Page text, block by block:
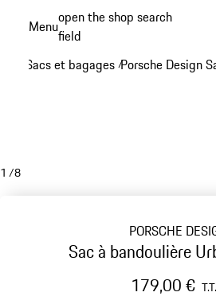
principal
Menuopen the shop search
field
Sacs et bagages /Porsche Design
1 /8
PORSCHE
Sac à bandoulière
179,00 €